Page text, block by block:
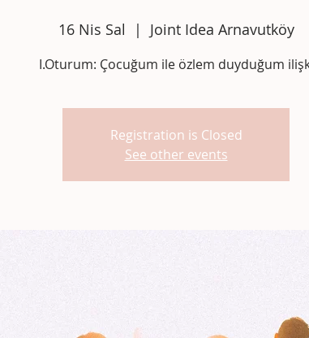
16 Nis Sal
  |
Joint Idea Arnavutköy
I.Oturum: Çocuğum ile özlem duyduğum
Registration is Closed
See other events